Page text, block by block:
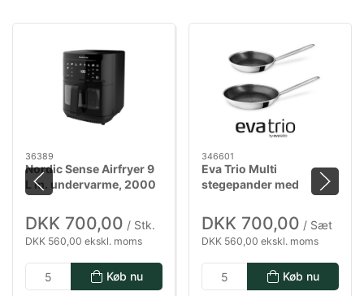
36389
Nordic Sense Airfryer 9
L m. undervarme, 2000
watt i sort
DKK 700,00 / Stk.
DKK 560,00 ekskl. moms
Køb nu
346601
Eva Trio Multi
stegepander med
Mosaic keramisk Slip-
Let belægning - 24 & 28
cm
DKK 700,00 / Sæt
DKK 560,00 ekskl. moms
Køb nu